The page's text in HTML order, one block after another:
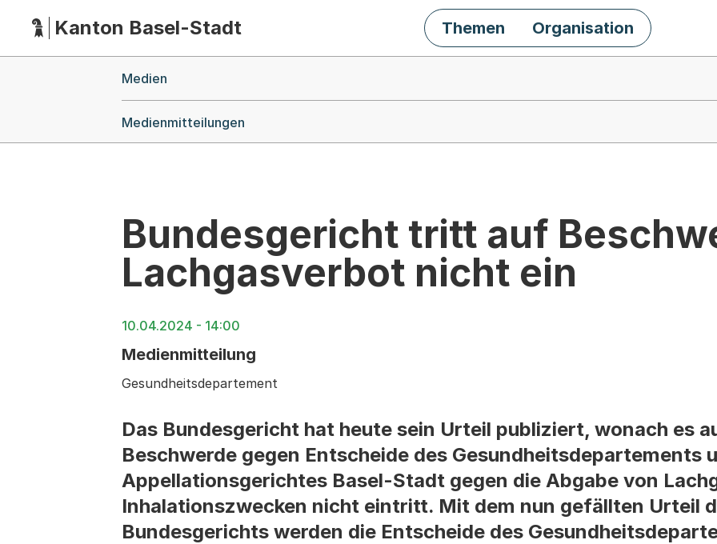
HauptnavigationKanton Basel-Stadt Themen Organisation
Medien
Medienmitteilungen
Bundesgericht tritt auf
Lachgasverbot nicht ein
10.04.2024 - 14:00
Medienmitteilung
Gesundheitsdepartement
Das Bundesgericht hat heute sein Urteil publiziert, wonach es
Beschwerde gegen Entscheide des Gesundheitsdepartements
Appellationsgerichtes Basel-Stadt gegen die Abgabe von
Inhalationszwecken nicht eintritt. Mit dem nun gefällten Urteil
Bundesgerichts werden die Entscheide des